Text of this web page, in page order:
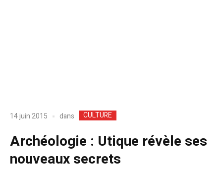
14 juin 2015 dans CULTURE
Archéologie : Utique révèle ses
nouveaux secrets